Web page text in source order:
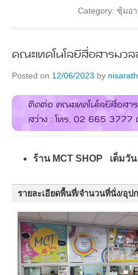
Category: ซุ้มอา
คณะเทคโนโลยีสื่อสารมว
Posted on 12/06/2023 by
ติดต่อ คณะเทคโนโลยีสื่อสา
สว่าง : โทร. 02 665
ร้าน MCT SHOP เต็มวั
รายละเอียดพื้นที่/จำนวนที่นั่ง/อุป